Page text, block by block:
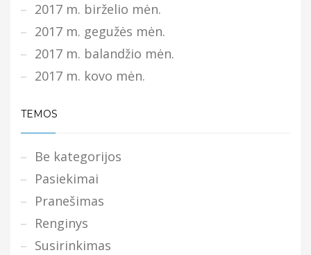
2017 m. birželio mėn.
2017 m. gegužės mėn.
2017 m. balandžio mėn.
2017 m. kovo mėn.
TEMOS
Be kategorijos
Pasiekimai
Pranešimas
Renginys
Susirinkimas